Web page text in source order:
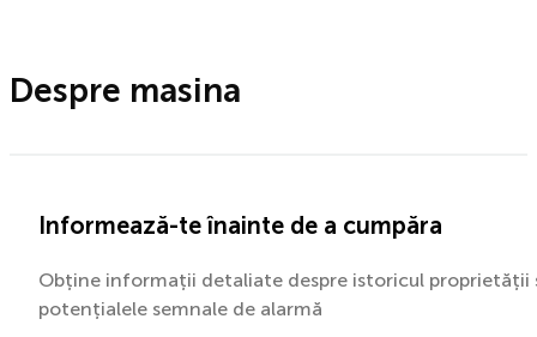
Despre masina
Informează-te înainte de a cumpăra
Obține informații detaliate despre istoricul proprietății
potențialele semnale de alarmă